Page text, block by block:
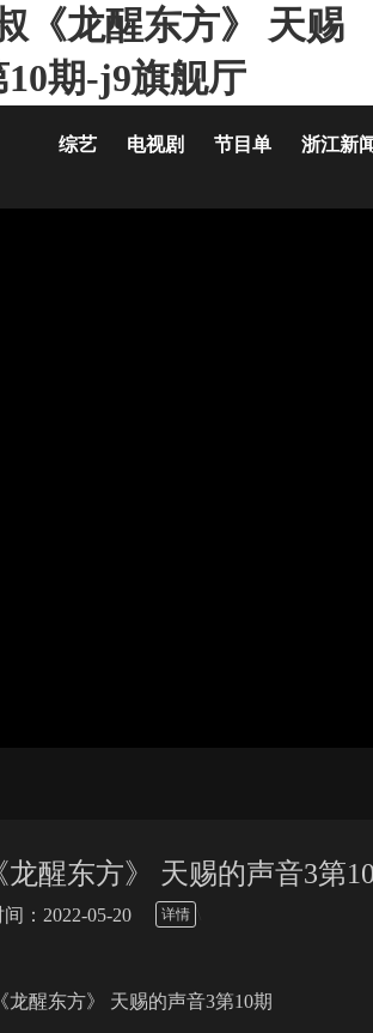
《龙醒东方》 天赐
期-j9旗舰厅
综艺 电视剧 节目单 浙江新
醒东方》 天赐的声音3第
：2022-05-20 详情
龙醒东方》 天赐的声音3第10期